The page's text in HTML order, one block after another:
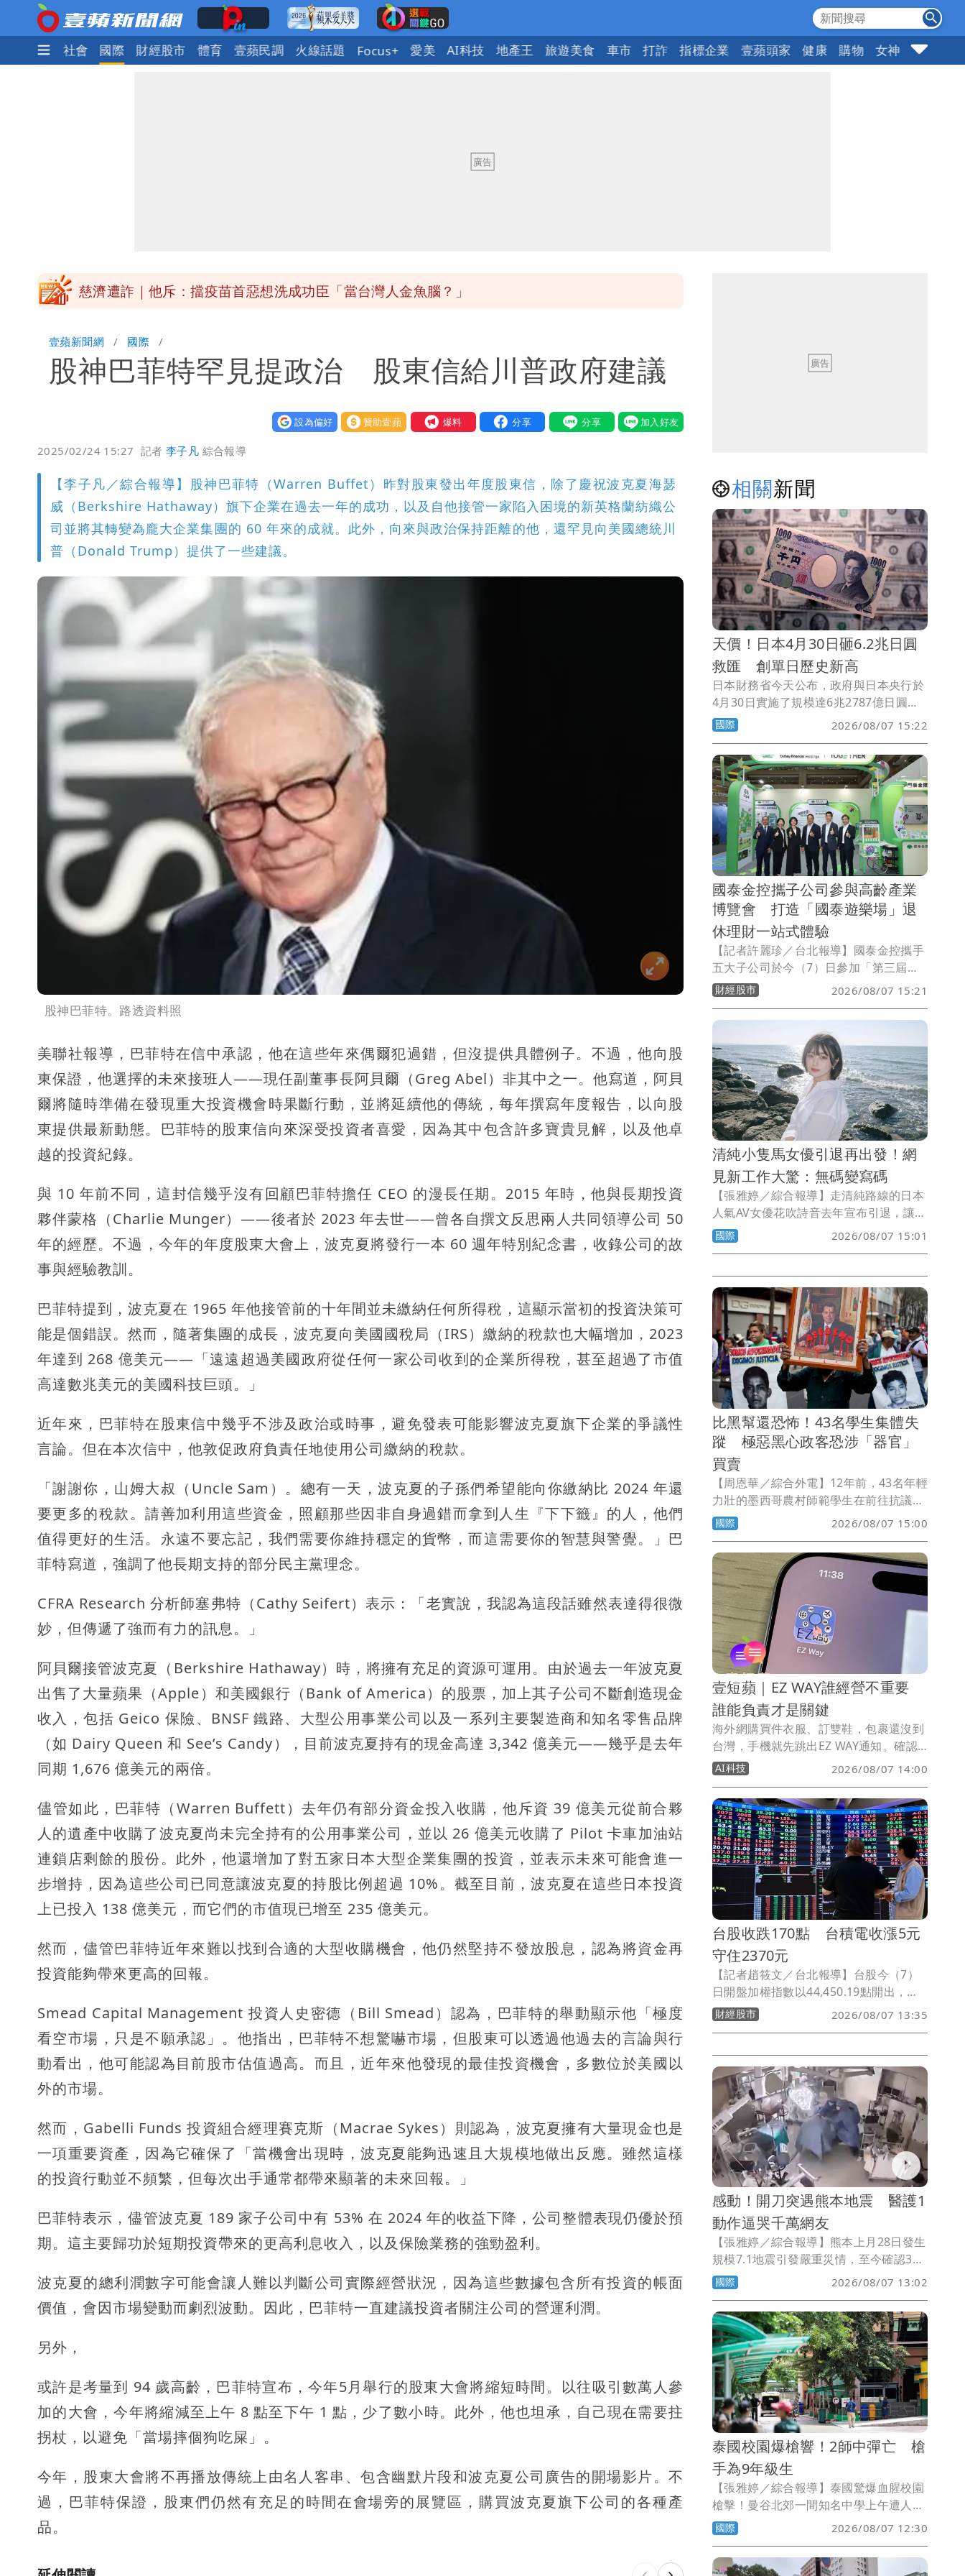
政治 社會 國際 財經股市 體育 壹蘋民調 火線話題 Focus+ 愛美 AI科技 地產王 旅遊美食 車市 打詐 指標企業 壹蘋頭家 健康 購物 女神 10點強打
慈濟遭詐｜他斥：擋疫苗首惡想洗成功臣「當台灣人金魚腦？」
Uber Eats違法偷錢！外送員得自己檢舉 停用誰負責？
47歲婦腹痛就醫才知懷孕「1小時後生了」 26歲女兒：震驚神奇
壹蘋新聞網 國際
股神巴菲特罕見提政治 股東信給川普政府建議
設為偏好 贊助壹蘋 我要爆料
2025/02/24 15:27 記者李子凡 綜合報導
【李子凡／綜合報導】股神巴菲特（Warren Buffet）昨對股東發出年度股東信，除了慶祝波克夏海瑟
威（Berkshire Hathaway）旗下企業在過去一年的成功，以及自他接管一家陷入困境的新英格蘭紡織公
司並將其轉變為龐大企業集團的 60 年來的成就。此外，向來與政治保持距離的他，還罕見向美國總統川
普（Donald Trump）提供了一些建議。
股神巴菲特。路透資料照
美聯社報導，巴菲特在信中承認，他在這些年來偶爾犯過錯，但沒提供具體例子。不過，他向股
東保證，他選擇的未來接班人——現任副董事長阿貝爾（Greg Abel）非其中之一。他寫道，阿貝
爾將隨時準備在發現重大投資機會時果斷行動，並將延續他的傳統，每年撰寫年度報告，以向股
東提供最新動態。巴菲特的股東信向來深受投資者喜愛，因為其中包含許多寶貴見解，以及他卓
越的投資紀錄。
與 10 年前不同，這封信幾乎沒有回顧巴菲特擔任 CEO 的漫長任期。2015 年時，他與長期投資
夥伴蒙格（Charlie Munger）——後者於 2023 年去世——曾各自撰文反思兩人共同領導公司 50
年的經歷。不過，今年的年度股東大會上，波克夏將發行一本 60 週年特別紀念書，收錄公司的故
事與經驗教訓。
巴菲特提到，波克夏在 1965 年他接管前的十年間並未繳納任何所得稅，這顯示當初的投資決策可
能是個錯誤。然而，隨著集團的成長，波克夏向美國國稅局（IRS）繳納的稅款也大幅增加，2023
年達到 268 億美元——「遠遠超過美國政府從任何一家公司收到的企業所得稅，甚至超過了市值
高達數兆美元的美國科技巨頭。」
近年來，巴菲特在股東信中幾乎不涉及政治或時事，避免發表可能影響波克夏旗下企業的爭議性
言論。但在本次信中，他敦促政府負責任地使用公司繳納的稅款。
「謝謝你，山姆大叔（Uncle Sam）。總有一天，波克夏的子孫們希望能向你繳納比 2024 年還
要更多的稅款。請善加利用這些資金，照顧那些因非自身過錯而拿到人生『下下籤』的人，他們
值得更好的生活。永遠不要忘記，我們需要你維持穩定的貨幣 ，而這需要你的智慧與警覺。」巴
菲特寫道，強調了他長期支持的部分民主黨理念。
CFRA Research 分析師塞弗特（Cathy Seifert）表示：「老實說，我認為這段話雖然表達得很微
妙，但傳遞了強而有力的訊息。」
阿貝爾接管波克夏（Berkshire Hathaway）時，將擁有充足的資源可運用。由於過去一年波克夏
出售了大量蘋果（Apple）和美國銀行（Bank of America）的股票，加上其子公司不斷創造現金
收入，包括 Geico 保險、BNSF 鐵路、大型公用事業公司以及一系列主要製造商和知名零售品牌
（如 Dairy Queen 和 See’s Candy），目前波克夏持有的現金高達 3,342 億美元——幾乎是去年
同期 1,676 億美元的兩倍。
儘管如此，巴菲特（Warren Buffett）去年仍有部分資金投入收購，他斥資 39 億美元從前合夥
人的遺產中收購了波克夏尚未完全持有的公用事業公司，並以 26 億美元收購了 Pilot 卡車加油站
連鎖店剩餘的股份。此外，他還增加了對五家日本大型企業集團的投資，並表示未來可能會進一
步增持，因為這些公司已同意讓波克夏的持股比例超過 10%。截至目前，波克夏在這些日本投資
上已投入 138 億美元，而它們的市值現已增至 235 億美元。
然而，儘管巴菲特近年來難以找到合適的大型收購機會，他仍然堅持不發放股息，認為將資金再
投資能夠帶來更高的回報。
Smead Capital Management 投資人史密德（Bill Smead）認為，巴菲特的舉動顯示他「極度
看空市場，只是不願承認」。他指出，巴菲特不想驚嚇市場，但股東可以透過他過去的言論與行
動看出，他可能認為目前股市估值過高。而且，近年來他發現的最佳投資機會，多數位於美國以
外的市場。
然而，Gabelli Funds 投資組合經理賽克斯（Macrae Sykes）則認為，波克夏擁有大量現金也是
一項重要資產，因為它確保了「當機會出現時，波克夏能夠迅速且大規模地做出反應。雖然這樣
的投資行動並不頻繁，但每次出手通常都帶來顯著的未來回報。」
巴菲特表示，儘管波克夏 189 家子公司中有 53% 在 2024 年的收益下降，公司整體表現仍優於預
期。這主要歸功於短期投資帶來的更高利息收入，以及保險業務的強勁盈利。
波克夏的總利潤數字可能會讓人難以判斷公司實際經營狀況，因為這些數據包含所有投資的帳面
價值，會因市場變動而劇烈波動。因此，巴菲特一直建議投資者關注公司的營運利潤。
另外，
或許是考量到 94 歲高齡，巴菲特宣布，今年5月舉行的股東大會將縮短時間。以往吸引數萬人參
加的大會，今年將縮減至上午 8 點至下午 1 點，少了數小時。此外，他也坦承，自己現在需要拄
拐杖，以避免「當場摔個狗吃屎」。
今年，股東大會將不再播放傳統上由名人客串、包含幽默片段和波克夏公司廣告的開場影片。不
過，巴菲特保證，股東們仍然有充足的時間在會場旁的展覽區，購買波克夏旗下公司的各種產
品。
相關新聞
天價！日本4月30日砸6.2兆日圓
救匯 創單日歷史新高
日本財務省今天公布，政府與日本央行於
4月30日實施了規模達6兆2787億日圓的
外匯干預行動，此舉創下單日買進日圓干
預規模的歷史新高。
國際 2026/08/07 15:22
國泰金控攜子公司參與高齡產業
博覽會 打造「國泰遊樂場」退
休理財一站式體驗
【記者許麗珍／台北報導】國泰金控攜手
五大子公司於今（7）日參加「第三屆高
齡健康產業博覽會」，現場以寓教於樂
「國泰遊樂場」為主題，首度規劃沙龍講
座，搭配健康操及好禮，將健康管理、交
通安全、安養信託及退休理財等嚴肅議
題，轉化成貼近日常生活的趣味體驗。
財經股市 2026/08/07 15:21
清純小隻馬女優引退再出發！網
見新工作大驚：無碼變寫碼
【張雅婷／綜合報導】走清純路線的日本
人氣AV女優花吹詩音去年宣布引退，讓不
少粉絲悵然若失，不料今天她突然宣布程
式設計師的新工作，讓一票網友跌破眼
國際 2026/08/07 15:01
比黑幫還恐怖！43名學生集體失
蹤 極惡黑心政客恐涉「器官」
買賣
【周恩華／綜合外電】12年前，43名年輕
力壯的墨西哥農村師範學生在前往抗議政
府貪腐無能的途中，遭到警察攔下，警方
當場打死了6名目擊者，至於這43名學生
則被帶走後就此失蹤。12年來，學生家長
苦尋不果，甚至有人向勢力龐大的黑幫詢
問，是否涉及器官買賣，但黑幫堅決否
認。墨西哥當局今天逮捕時任州長阿基
瑞，並指控涉及當時「國家機器」的政、
軍、警聯合犯罪。
國際 2026/08/07 15:00
壹短蘋｜EZ WAY誰經營不重要
誰能負責才是關鍵
海外網購買件衣服、訂雙鞋，包裹還沒到
台灣，手機就先跳出EZ WAY通知。確認
貨物名稱、申報金額，再按下「申報相
符」，對許多網購族來說早已習以為常。
但直到近期爭議浮上檯面，不少人才注意
到，EZ WAY並不是由財政部關務署開發
及營運。
AI科技 2026/08/07 14:00
台股收跌170點 台積電收漲5元
守住2370元
【記者趙筱文／台北報導】台股今（7）
日開盤加權指數以44,450.19點開出，上
漲53.49點，隨後買盤進場，指數一度衝
上44,801.27點，大漲404.57點，早盤延
財經股市 2026/08/07 13:35
感動！開刀突遇熊本地震 醫護1
動作逼哭千萬網友
【張雅婷／綜合報導】熊本上月28日發生
規模7.1地震引發嚴重災情，至今確認38
人喪命，網路瘋傳影片，某醫院手術時突
遇地震搖晃，醫護人員連站都站不穩，卻
奮不顧身用身體保護病人，感動5000萬網
友。
國際 2026/08/07 13:02
泰國校園爆槍響！2師中彈亡 槍
手為9年級生
【張雅婷／綜合報導】泰國驚爆血腥校園
槍擊！曼谷北郊一間知名中學上午遭人持
槍掃射，2名教師當場身亡，凶嫌被爆是
學生，甚至還與趕來的警方駁火，目前現
場仍一片混亂。
國際 2026/08/07 12:30